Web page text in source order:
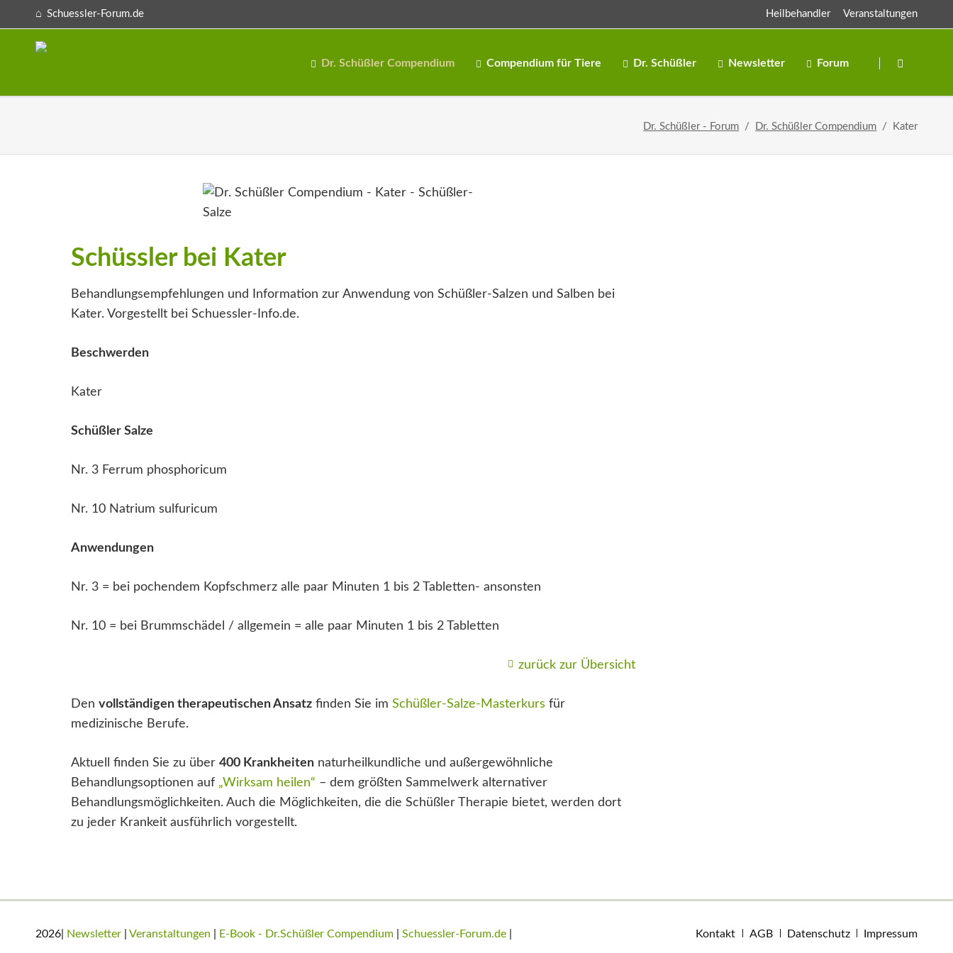
Schuessler-Forum.de Heilbehandler Veranstaltungen
überspringen
Dr. Schüßler Compendium Compendium für Tiere Dr. Schüßler
Salben
Newsletter Forum
Dr. Schüßler - Forum Dr. Schüßler Compendium Kater
Schüssler bei Kater
Behandlungsempfehlungen und Information zur Anwendung von Schüßler-Salzen und Salben bei
Kater. Vorgestellt bei Schuessler-Info.de.
Beschwerden
Kater
Schüßler Salze
Nr. 3 Ferrum phosphoricum
Nr. 10 Natrium sulfuricum
Anwendungen
Nr. 3 = bei pochendem Kopfschmerz alle paar Minuten 1 bis 2 Tabletten- ansonsten
Nr. 10 = bei Brummschädel / allgemein = alle paar Minuten 1 bis 2 Tabletten
zurück zur Übersicht
Den vollständigen therapeutischen Ansatzfinden Sie im Schüßler-Salze-Masterkurs für
medizinische Berufe.
Aktuell finden Sie zu über 400 Krankheitennaturheilkundliche und außergewöhnliche
Behandlungsoptionen auf „Wirksam heilen“ – dem größten Sammelwerk alternativer
Behandlungsmöglichkeiten. Auch die Möglichkeiten, die die Schüßler Therapie bietet, werden dort
zu jeder Krankeit ausführlich vorgestellt.
2026| Newsletter| Veranstaltungen E-Book - Dr.Schüßler Compendium| Schuessler-Forum.de|
Navigation
Kontakt AGB Datenschutz Impressum